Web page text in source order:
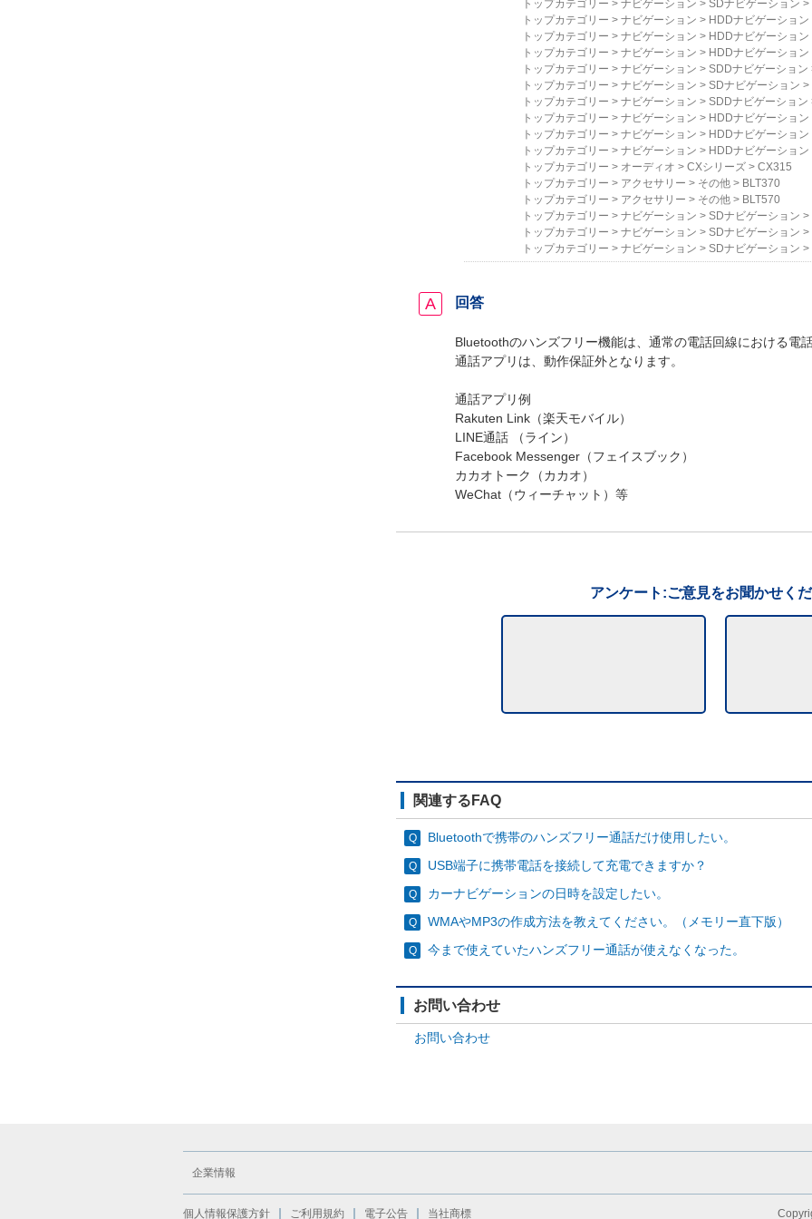
トップカテゴリー > ナビゲーション > SDナビゲーション >
トップカテゴリー > ナビゲーション > HDDナビゲーション
トップカテゴリー > ナビゲーション > HDDナビゲーション
トップカテゴリー > ナビゲーション > HDDナビゲーション
トップカテゴリー > ナビゲーション > SDDナビゲーション
トップカテゴリー > ナビゲーション > SDナビゲーション >
トップカテゴリー > ナビゲーション > SDDナビゲーション
トップカテゴリー > ナビゲーション > HDDナビゲーション
トップカテゴリー > ナビゲーション > HDDナビゲーション
トップカテゴリー > ナビゲーション > HDDナビゲーション
トップカテゴリー > オーディオ > CXシリーズ > CX315
トップカテゴリー > アクセサリー > その他 > BLT370
トップカテゴリー > アクセサリー > その他 > BLT570
トップカテゴリー > ナビゲーション > SDナビゲーション >
トップカテゴリー > ナビゲーション > SDナビゲーション >
トップカテゴリー > ナビゲーション > SDナビゲーション >
回答
Bluetoothのハンズフリー機能は 、通常の電話回線における電
通話アプリは、動作保証外となります。
通話アプリ例
Rakuten Link（楽天モバイル）
LINE通話 （ライン）
Facebook Messenger（フェイスブック）
カカオトーク（カカオ）
WeChat（ウィーチャット）等
アンケート:ご意見をお聞かせく
関連するFAQ
Bluetoothで携帯のハンズフリー通話だけ使用したい。
USB端子に携帯電話を接続して充電できますか？
カーナビゲーションの日時を設定したい。
WMAやMP3の作成方法を教えてください。（メモリー直下版）
今まで使えていたハンズフリー通話が使えなくなった。
お問い合わせ
お問い合わせ
企業情報
個人情報保護方針 ご利用規約 電子公告 当社商標